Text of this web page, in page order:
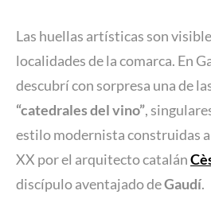
Las huellas artísticas son
localidades de la comarca. En
descubrí con sorpresa una de
“catedrales del vino”,
estilo modernista construidas
XX por el arquitecto catalán
discípulo aventajado deGaudí.